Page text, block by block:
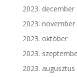
2023. december
2023. november
2023. október
2023.
2023. augusztus